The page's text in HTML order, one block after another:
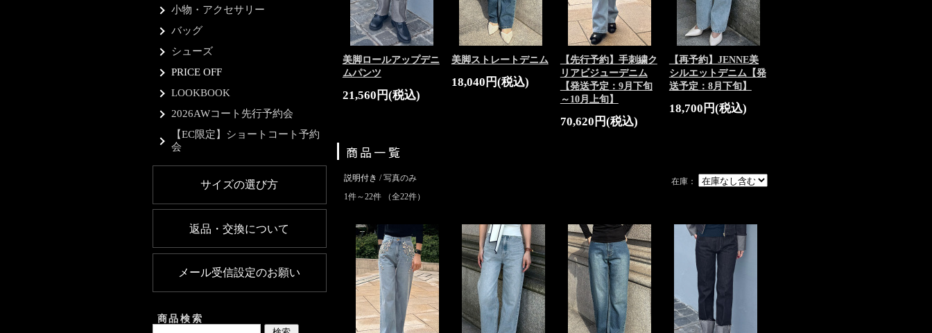
小物・アクセサリー
バッグ
シューズ
PRICE OFF
LOOKBOOK
2026AWコート先行予約会
【EC限定】ショートコート予約
会
サイズの選び方
返品・交換について
メール受信設定のお願い
商品検索
美脚ロールアップデニ
ムパンツ
21,560円(税込)
美脚ストレートデニム
18,040円(税込)
【先行予約】手刺繍ク
リアビジューデニム
【発送予定：9月下旬
～10月上旬】
70,620円(税込)
【再予約】JENNE美
シルエットデニム【発
送予定：8月下旬】
18,700円(税込)
商品一覧
在庫：
説明付き / 写真のみ
1件～22件 （全22件）